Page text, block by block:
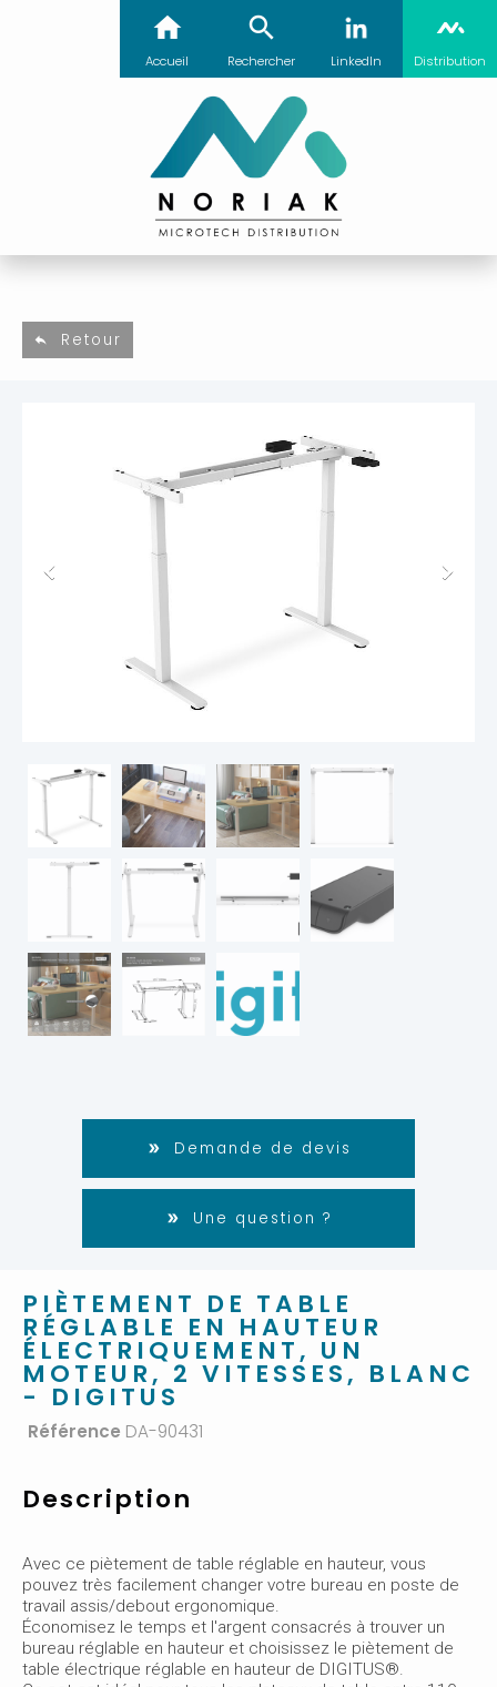
Accueil Rechercher LinkedIn Distribution
Retour
Demande de devis
Une question ?
PIÈTEMENT DE TABLE
RÉGLABLE EN HAUTEUR
ÉLECTRIQUEMENT, UN
MOTEUR, 2 VITESSES, BLANC
- DIGITUS
Référence DA-90431
Description
Avec ce piètement de table réglable en hauteur, vous
pouvez très facilement changer votre bureau en poste de
travail assis/debout ergonomique.
Économisez le temps et l'argent consacrés à trouver un
bureau réglable en hauteur et choisissez le piètement de
table électrique réglable en hauteur de DIGITUS®.